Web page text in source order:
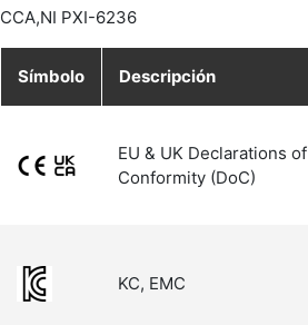
CCA,NI PXI-6236
Símbolo Descripción
EU & UK Declarations of
Conformity (DoC)
KC, EMC